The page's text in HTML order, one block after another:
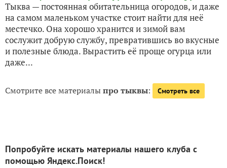
Тыква — постоянная обитательница огородов, и даже
на самом маленьком участке стоит найти для неё
местечко. Она хорошо хранится и зимой вам
сослужит добрую службу, превратившись во вкусные
и полезные блюда. Вырастить её проще огурца или
даже...
Смотрите все материалыпро тыквы: Смотреть все
Попробуйте искать материалы нашего клуба с
помощью Яндекс.Поиск!